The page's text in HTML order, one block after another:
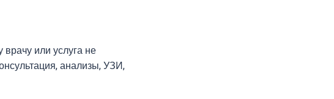
или услуга не
анализы, УЗИ,